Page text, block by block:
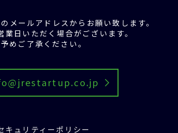
メールアドレスからお願い致します。
業日いただく場合がございます。
予めご了承ください。
キュリティーポリシー